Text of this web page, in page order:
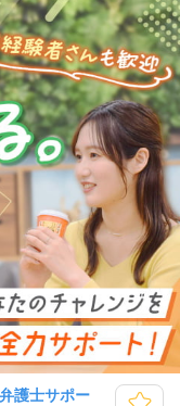
護士サポー